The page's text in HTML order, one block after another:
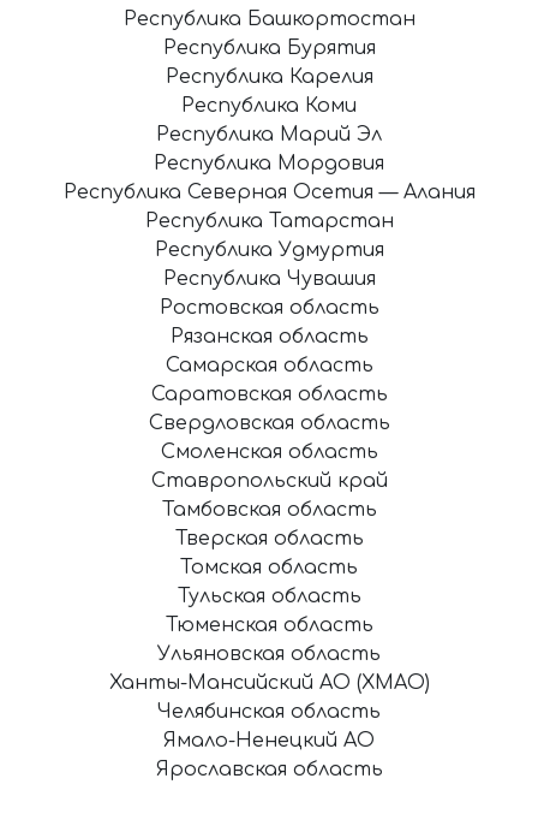
Республика Башкортостан
Республика Бурятия
Республика Карелия
Республика Коми
Республика Марий Эл
Республика Мордовия
Республика Северная Осетия — Алания
Республика Татарстан
Республика Удмуртия
Республика Чувашия
Ростовская область
Рязанская область
Самарская область
Саратовская область
Свердловская область
Смоленская область
Ставропольский край
Тамбовская область
Тверская область
Томская область
Тульская область
Тюменская область
Ульяновская область
Ханты-Мансийский АО (ХМАО)
Челябинская область
Ямало-Ненецкий АО
Ярославская область